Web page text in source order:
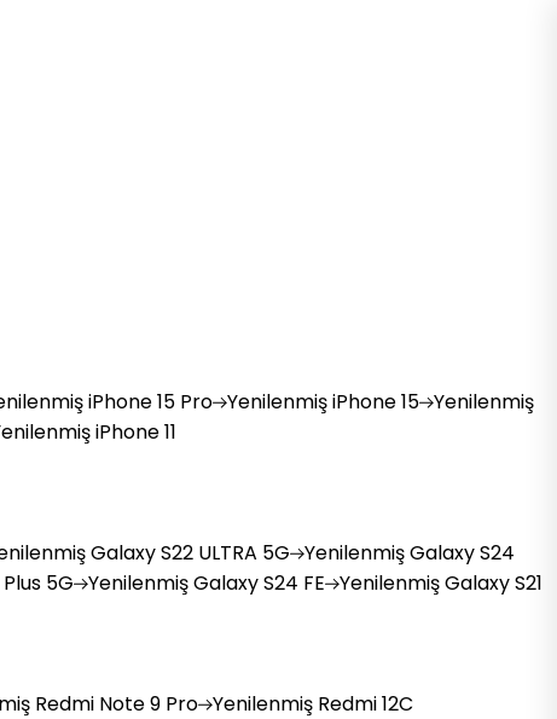
iPhone 15 Pro YenilenmişiPhone 15 Yenilenmiş
iPhone 11
Galaxy S22 ULTRA 5G YenilenmişGalaxy S24
5G YenilenmişGalaxy S24 FE YenilenmişGalaxy S21
Redmi Note 9 Pro Yenilenmiş Redmi 12C